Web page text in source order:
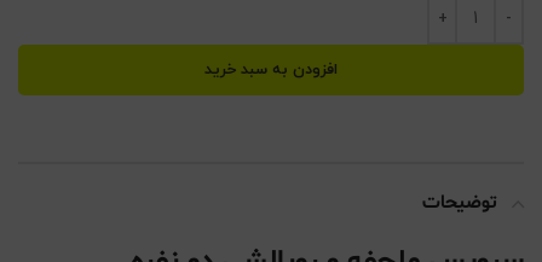
افزودن به سبد خرید
توضیحات